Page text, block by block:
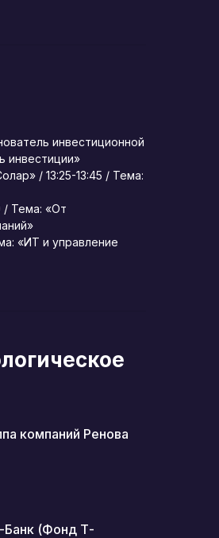
инвестиционной
инвестиции»
/ 13:25-13:45 / Тема:
/ Тема: «От
«ИТ и управление
компаний Ренова
Банк (Фонд Т-